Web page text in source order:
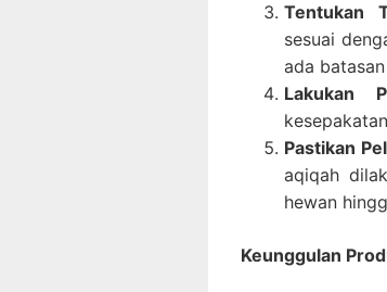
Tentukan
sesuai
ada
Lakukan
Pastikan
aqiqah
hewan
Keunggulan